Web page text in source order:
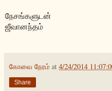
நேசங்களுடன்
ஜீவானந்தம்
கோவை நேரம் at 4/24/2014
Share